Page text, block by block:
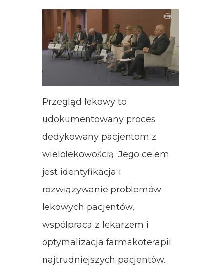
Przegląd lekowy to
udokumentowany proces
dedykowany pacjentom z
wielolekowością. Jego celem
jest identyfikacja i
rozwiązywanie problemów
lekowych pacjentów,
współpraca z lekarzem i
optymalizacja farmakoterapii
najtrudniejszych pacjentów.